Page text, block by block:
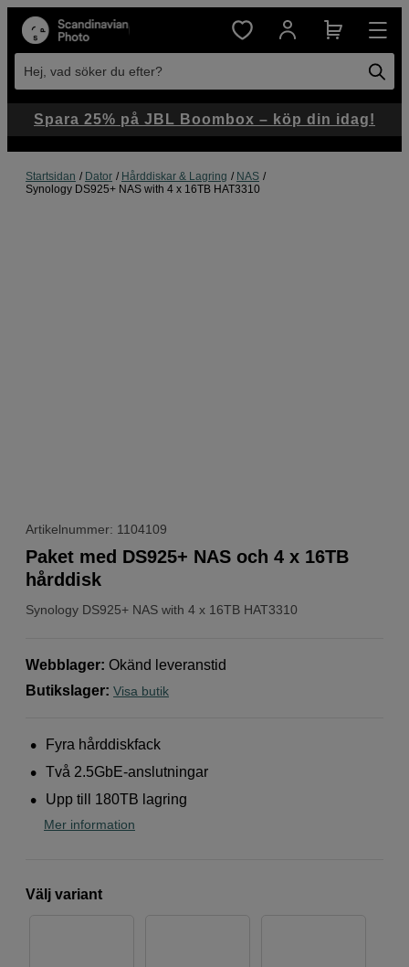
Hej, vad söker du efter?
Startsidan Dator Hårddiskar & Lagring
NAS
Synology DS925+ NAS with 4 x 16TB HAT3310
Artikelnummer: 1104109
Synology DS925+ NAS with 4 x 16TB HAT3310
Paket med DS925+ NAS och 4 x 16TB
hårddisk
Webblager: Okänd leveranstid
Butikslager: Visa butik
Fyra hårddiskfack
Två 2.5GbE-anslutningar
Upp till 180TB lagring
Mer information
Välj variant
Spara 25% på JBL Boombox – köp din idag!